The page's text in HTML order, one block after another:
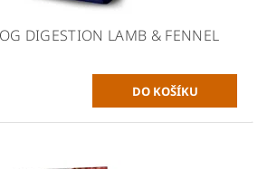
DIGESTION LAMB & FENNEL